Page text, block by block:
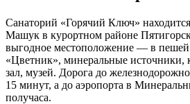
Санаторий «Горячий Ключ»
Машук в курортном районе
выгодное местоположение — в пешей
«Цветник», минеральные источники,
зал, музей. Дорога до
15 минут, а до аэропорта в
получаса.